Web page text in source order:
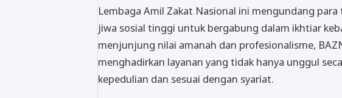
Lembaga Amil Zakat Nasional ini mengundang
jiwa sosial tinggi untuk bergabung dalam ikhtiar
menjunjung nilai amanah dan profesionalisme,
menghadirkan layanan yang tidak hanya unggul
kepedulian dan sesuai dengan syariat.